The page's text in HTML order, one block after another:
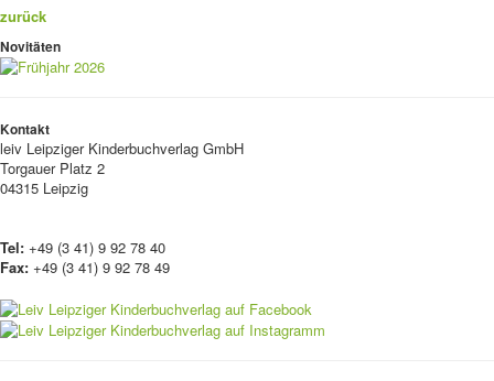
zurück
Novitäten
Kontakt
leiv Leipziger Kinderbuchverlag GmbH
Torgauer Platz 2
04315 Leipzig
Tel: +49 (3 41) 9 92 78 40
Fax: +49 (3 41) 9 92 78 49